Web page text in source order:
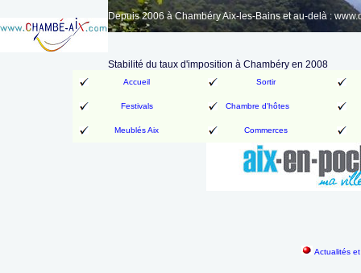
Depuis 2006 à Chambéry Aix-les-Bains et au-delà :
Stabilité du taux d'imposition à Chambéry en 2008
Accueil Sortir
Festivals Chambre d'hôtes
Meublés Aix Commerces
Actualités